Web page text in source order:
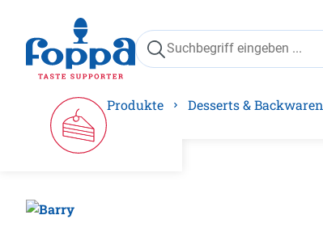
Zur Hauptnavigation springen
Produkte Desserts & Backwaren